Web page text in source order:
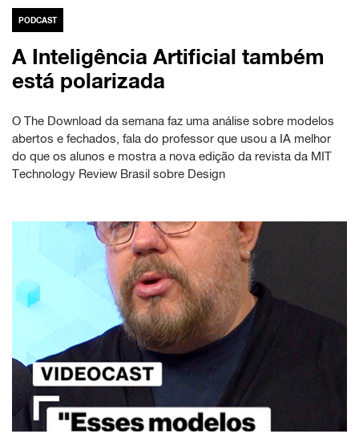
PODCAST
A Inteligência Artificial também
está polarizada
O The Download da semana faz uma análise sobre modelos
abertos e fechados, fala do professor que usou a IA melhor
do que os alunos e mostra a nova edição da revista da MIT
Technology Review Brasil sobre Design